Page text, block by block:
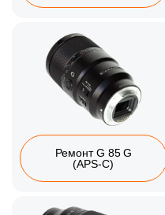
Ремонт G 85 G
(APS‑C)